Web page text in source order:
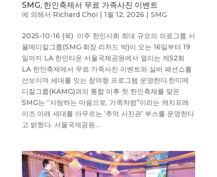
SMG, 한인축제서 무료 가족사진 이벤트
에 의해서 Richard Choi | 1월 12, 2026 | SMG
2025-10-16 (목) 미주 한인사회 최대 규모의 의료그룹 서
울메디칼그룹(SMG·회장 리처드 박)이 오는 16일부터 19
일까지 LA 한인타운 서울국제공원에서 열리는 제52회
LA 한인축제에서 무료 가족사진 이벤트와 실버 패션쇼를
선보이며 세대를 잇는 참여형 프로그램 운영한다.한미메
디칼그룹(KAMG)과의 통합 이후 첫 한인축제를 맞은
SMG는 “사랑하는 마음으로, 가족처럼”이라는 캐치프레
이즈 아래 세대를 아우르는 ‘추억 사진관’ 부스를 운영한다
고 밝혔다. 서울국제공원...